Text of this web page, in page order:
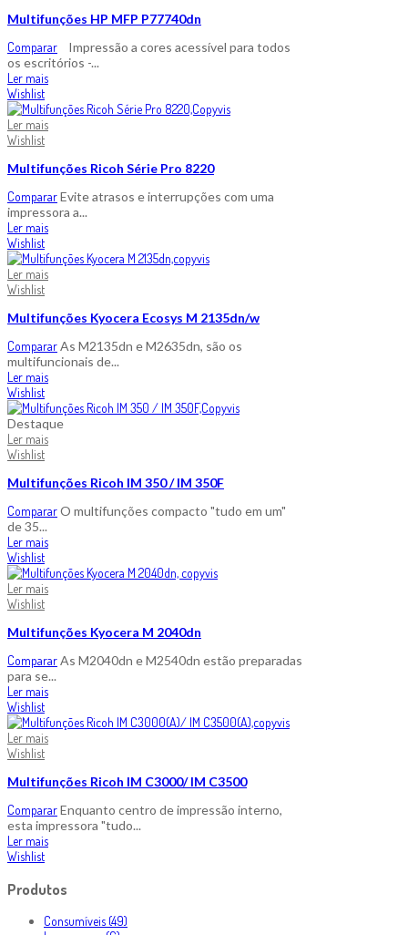
Multifunções HP MFP P77740dn
Comparar
Impressão a cores acessível para todos
os escritórios -...
Ler mais
Wishlist
Ler mais
Wishlist
Multifunções Ricoh Série Pro 8220
CompararEvite atrasos e interrupções com uma
impressora a...
Ler mais
Wishlist
Ler mais
Wishlist
Multifunções Kyocera Ecosys M 2135dn/w
CompararAs M2135dn e M2635dn, são os
multifuncionais de...
Ler mais
Wishlist
Destaque
Ler mais
Wishlist
Multifunções Ricoh IM 350 / IM 350F
CompararO multifunções compacto "tudo em um"
de 35...
Ler mais
Wishlist
Ler mais
Wishlist
Multifunções Kyocera M 2040dn
CompararAs M2040dn e M2540dn estão preparadas
para se...
Ler mais
Wishlist
Ler mais
Wishlist
Multifunções Ricoh IM C3000/ IM C3500
CompararEnquanto centro de impressão interno,
esta impressora "tudo...
Ler mais
Wishlist
Produtos
Consumíveis (49)